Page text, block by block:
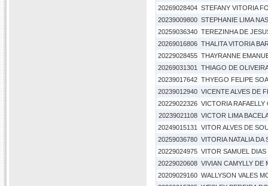
20269028404 STEFANY VITORIA
20239009800 STEPHANIE LIMA
20259036340 TEREZINHA DE
20269016806 THALITA VITORIA
20229028455 THAYRANNE
20269031301
THIAGO DE
20239017642 THYEGO FELIPE
20239012940 VICENTE ALVES DE
20229022326 VICTORIA
20239021108 VICTOR LIMA
20249015131
VITOR ALVES DE
20259036780 VITORIA NATALIA DA
20229024975 VITOR SAMUEL DIAS
20229020608 VIVIAN CAMYLLY DE
20209029160 WALLYSON VALES